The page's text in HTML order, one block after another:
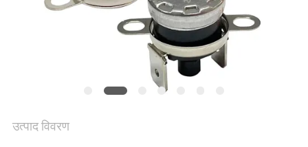
उत्पाद विवरण